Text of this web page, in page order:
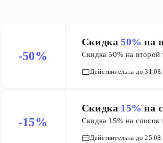
-50%
Скидка 50%на
Скидка 50% на второй
Действительна до
-15%
Скидка 15%на
Скидка 15% на список
Действительна до